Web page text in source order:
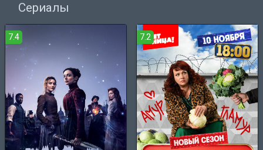
Сериалы
7.4 7.2